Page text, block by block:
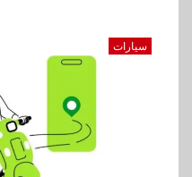
سيارات